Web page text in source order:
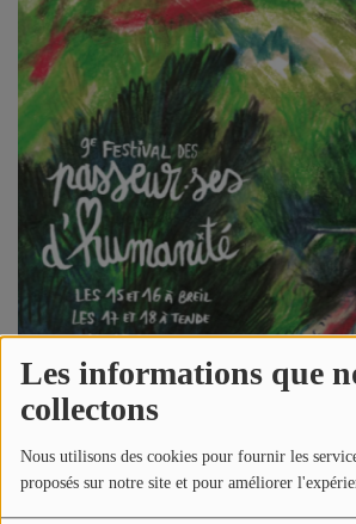
Les informations que
collectons
Nous utilisons des cookies pour fournir les
proposés sur notre site et pour améliorer
Jeu concours
Contactez-nous
Se connecter
10:00 - 19:00